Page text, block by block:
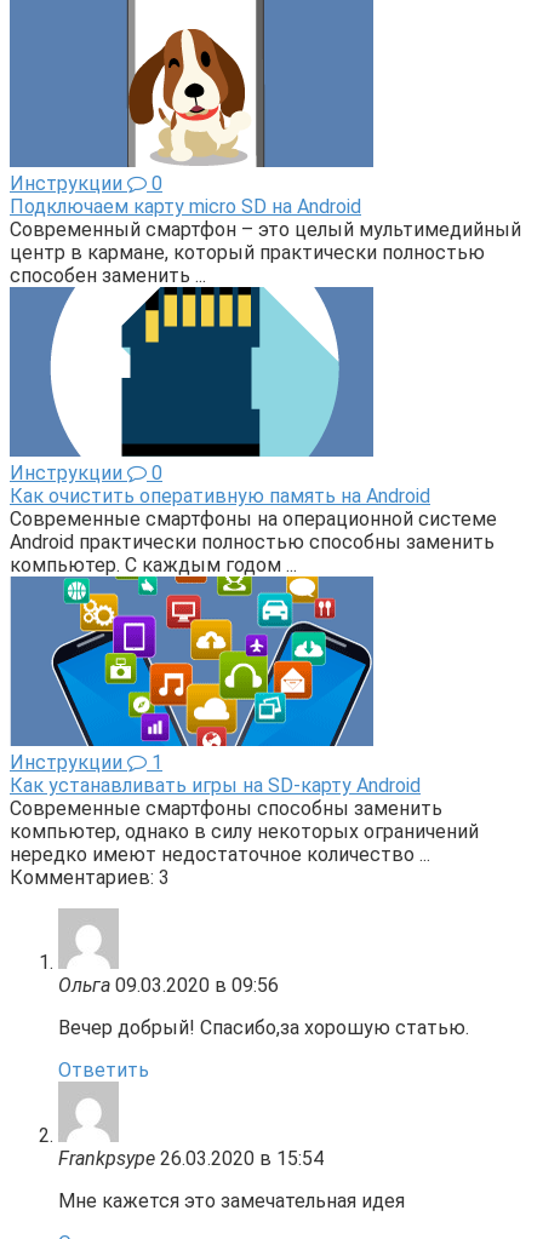
Инструкции
0
Подключаем карту micro SD на Android
Современный смартфон – это целый мультимедийный
центр в кармане, который практически полностью
способен заменить ...
Инструкции
0
Как очистить оперативную память на Android
Современные смартфоны на операционной системе
Android практически полностью способны заменить
компьютер. С каждым годом ...
Инструкции
1
Как устанавливать игры на SD-карту Android
Современные смартфоны способны заменить
компьютер, однако в силу некоторых ограничений
нередко имеют недостаточное количество ...
Комментариев: 3
Ольга 09.03.2020 в 09:56
Вечер добрый! Спасибо,за хорошую статью.
Ответить
Frankpsype 26.03.2020 в 15:54
Мне кажется это замечательная идея